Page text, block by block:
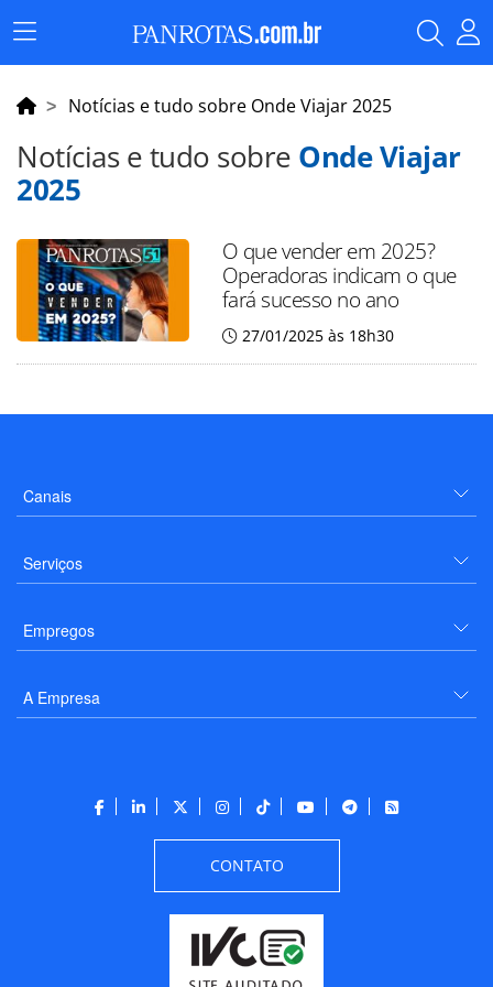
Menu
Principal
Notícias e tudo sobre Onde Viajar 2025
Notícias e tudo sobre Onde Viajar
2025
O que vender em 2025?
Operadoras indicam o que
fará sucesso no ano
27/01/2025 às 18h30
Canais
Serviços
Empregos
A Empresa
CONTATO